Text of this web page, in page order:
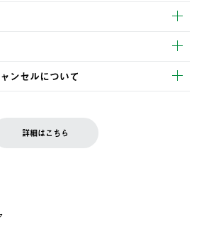
お支払いいただけます。
2営業日以内に商品を発送いたします。
せんので、木曜日以降のご注文は週明け
います。
す。
る送料は、お客様ご負担とさせていただ
いただき、ご希望商品を再注文してくだ
ンセルについて
方は、会員マイページ内 購入履歴画面に
詳細はこちら